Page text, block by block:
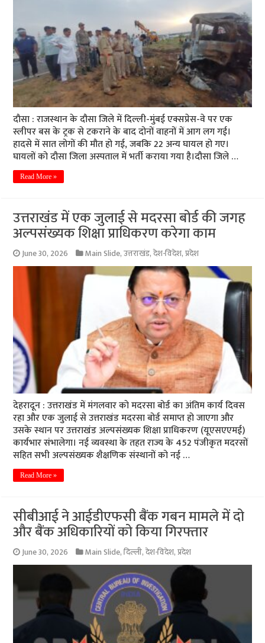
दाैसा : राजस्थान के दौसा जिले में दिल्ली-मुंबई एक्सप्रेस-वे पर एक
स्लीपर बस के ट्रक से टकराने के बाद दोनों वाहनों में आग लग गई।
हादसे में सात लोगों की मौत हो गई, जबकि 22 अन्य घायल हो गए।
घायलों को दौसा जिला अस्पताल में भर्ती कराया गया है।दौसा जिले …
Read More »
उत्तराखंड में एक जुलाई से मदरसा बोर्ड की जगह
अल्पसंख्यक शिक्षा प्राधिकरण करेगा काम
June 30, 2026 Main Slide,उत्तराखंड,देश-विदेश,प्रदेश
देहरादून : उत्तराखंड में मंगलवार काे मदरसा बोर्ड का अंतिम कार्य दिवस
रहा और एक जुलाई से उत्तराखंड मदरसा बोर्ड समाप्त हो जाएगा और
उसके स्थान पर उत्तराखंड अल्पसंख्यक शिक्षा प्राधिकरण (यूएसएएमई)
कार्यभार संभालेगा। नई व्यवस्था के तहत राज्य के 452 पंजीकृत मदरसों
सहित सभी अल्पसंख्यक शैक्षणिक संस्थानों को नई …
Read More »
सीबीआई ने आईडीएफसी बैंक गबन मामले में दो
और बैंक अधिकारियों को किया गिरफ्तार
June 30, 2026 Main Slide,दिल्ली,देश-विदेश,प्रदेश